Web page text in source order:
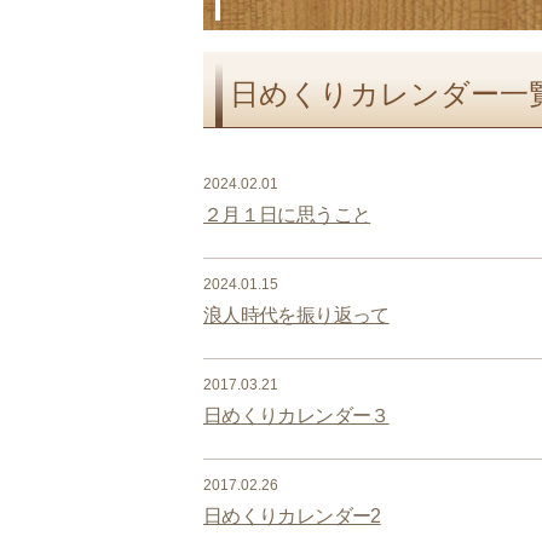
日めくりカレンダー一
2024.02.01
２月１日に思うこと
2024.01.15
浪人時代を振り返って
2017.03.21
日めくりカレンダー３
2017.02.26
日めくりカレンダー2